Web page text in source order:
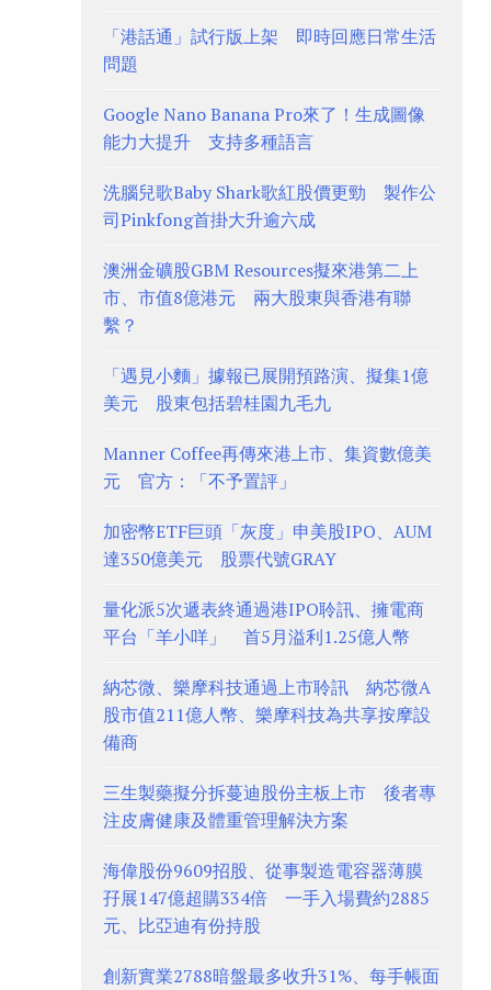
「港話通」試行版上架 即時回應日常生活
問題
Google Nano Banana Pro來了！生成圖像
能力大提升 支持多種語言
洗腦兒歌Baby Shark歌紅股價更勁 製作公
司Pinkfong首掛大升逾六成
澳洲金礦股GBM Resources擬來港第二上
市、市值8億港元 兩大股東與香港有聯
繫？
「遇見小麵」據報已展開預路演、擬集1億
美元 股東包括碧桂園九毛九
Manner Coffee再傳來港上市、集資數億美
元 官方：「不予置評」
加密幣ETF巨頭「灰度」申美股IPO、AUM
達350億美元 股票代號GRAY
量化派5次遞表終通過港IPO聆訊、擁電商
平台「羊小咩」 首5月溢利1.25億人幣
納芯微、樂摩科技通過上市聆訊 納芯微A
股市值211億人幣、樂摩科技為共享按摩設
備商
三生製藥擬分拆蔓迪股份主板上市 後者專
注皮膚健康及體重管理解決方案
海偉股份9609招股、從事製造電容器薄膜
孖展147億超購334倍 一手入場費約2885
元、比亞迪有份持股
創新實業2788暗盤最多收升31%、每手帳面